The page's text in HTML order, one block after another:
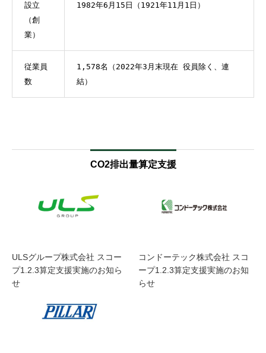
設立
（創
業）
1982年6月15日（1921年11月1日）
従業員
数
1,578名（2022年3月末現在 役員除く、連
結）
CO2排出量算定支援
ULSグループ株式会社 スコー
プ1.2.3算定支援実施のお知ら
せ
コンドーテック株式会社 スコ
ープ1.2.3算定支援実施のお知
らせ